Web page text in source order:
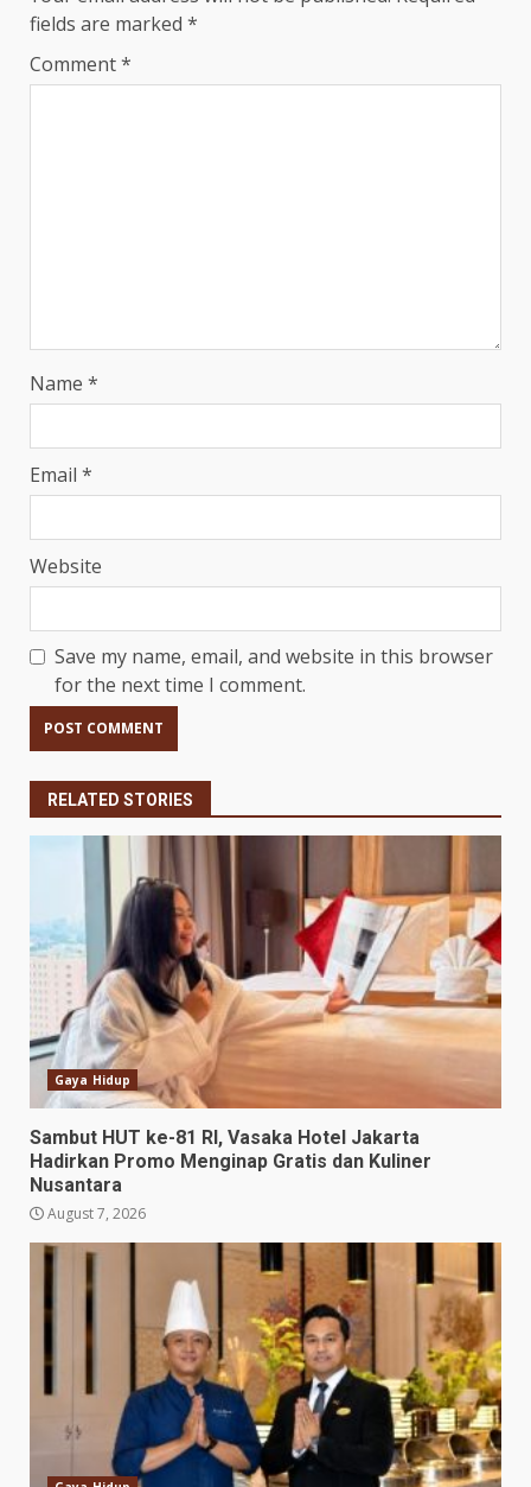
fields are marked *
Comment*
Name *
Email *
Website
Save my name, email, and website in this browser
for the next time I comment.
RELATED STORIES
Gaya Hidup
Sambut HUT ke-81 RI, Vasaka Hotel Jakarta
Hadirkan Promo Menginap Gratis dan Kuliner
Nusantara
August 7, 2026